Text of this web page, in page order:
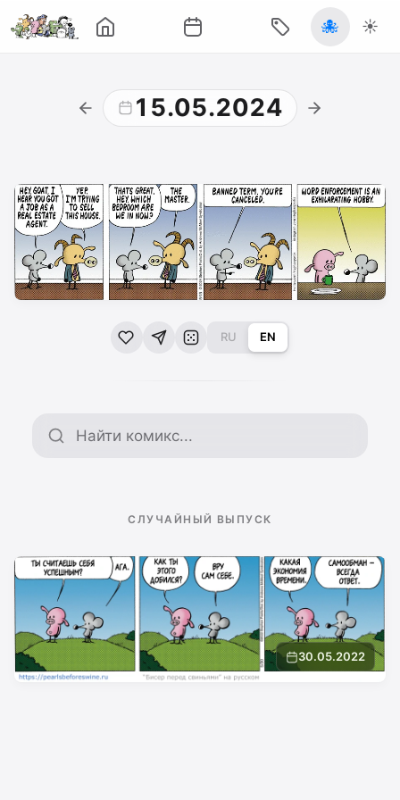
🐙 ☀️
15.05.2024
RU EN
Поиск по архиву
СЛУЧАЙНЫЙ ВЫПУСК
30.05.2022